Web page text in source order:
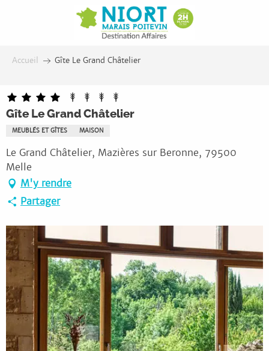
Accueil Gîte Le Grand Châtelier
Gîte Le Grand Châtelier
MEUBLÉS ET GÎTES MAISON
Le Grand Châtelier, Mazières sur Beronne, 79500
Melle
M'y rendre
Partager